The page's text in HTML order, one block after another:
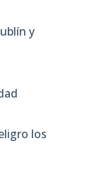
y
los